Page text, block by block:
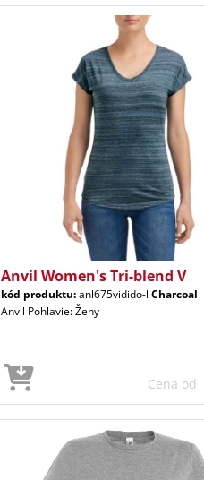
Anvil Women's Tri-blend V
kód produktu:anl675vidido-l Charcoal
Anvil Pohlavie: Ženy
Cena od